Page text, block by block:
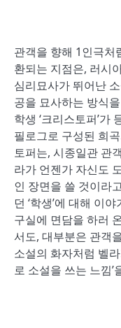
관객을 향해 1인극처
환되는 지점은, 러시
심리묘사가 뛰어난
공을 묘사하는 방식
학생 ‘크리스토퍼’가
필로그로 구성된 희
토퍼는, 시종일관 관
라가 언젠가 자신도
인 장면을 쓸 것이라
던 ‘학생’에 대해 이
구실에 면담을 하러
서도, 대부분은 관객
소설의 화자처럼 벨
로 소설을 쓰는 느낌